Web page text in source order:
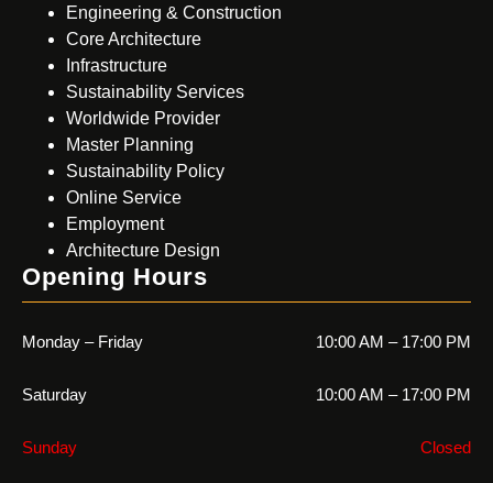
Engineering & Construction
Core Architecture
Infrastructure
Sustainability Services
Worldwide Provider
Master Planning
Sustainability Policy
Online Service
Employment
Architecture Design
Opening Hours
Monday – Friday 10:00 AM – 17:00 PM
Saturday 10:00 AM – 17:00 PM
Sunday Closed